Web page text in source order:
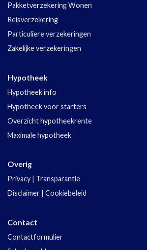
Pakketverzekering Wonen
Reisverzekering
Particuliere verzekeringen
Zakelijke verzekeringen
Hypotheek
Hypotheek info
Hypotheek voor starters
Overzicht hypotheekrente
Maximale hypotheek
Overig
Privacy | Transparantie
Disclaimer | Cookiebeleid
Contact
Contactformulier